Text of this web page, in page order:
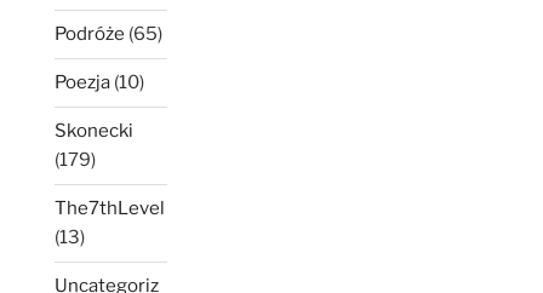
Podróże (65)
Poezja (10)
Skonecki
(179)
The7thLevel
(13)
Uncategoriz